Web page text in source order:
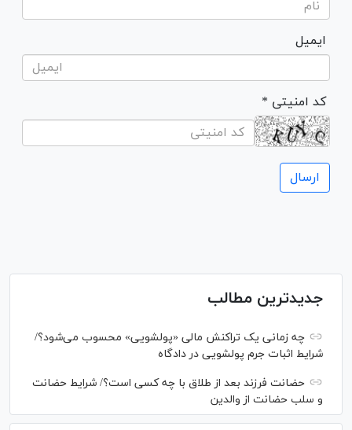
ایمیل
* کد امنیتی
جدیدترین مطالب
چه زمانی یک تراکنش مالی «پولشویی» محسوب می‌شود؟/
شرایط اثبات جرم پولشویی در دادگاه
حضانت فرزند بعد از طلاق با چه کسی است؟/ شرایط حضانت
و سلب حضانت از والدین